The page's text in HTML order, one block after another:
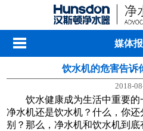
媒体
饮水机的危害告诉
2018-
饮水健康成为生活中重要的
净水机还是饮水机？什么，你
别？那么，净水机和饮水机到